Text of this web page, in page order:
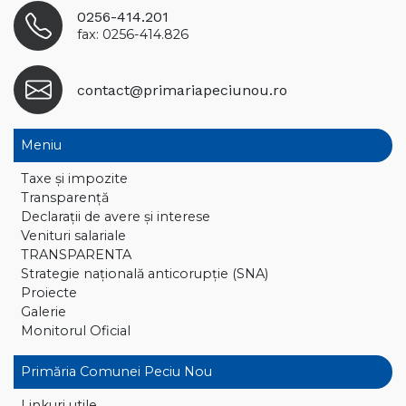
0256-414.201
fax: 0256-414.826
contact@primariapeciunou.ro
Meniu
Taxe și impozite
Transparență
Declaraţii de avere și interese
Venituri salariale
TRANSPARENTA
Strategie națională anticorupție (SNA)
Proiecte
Galerie
Monitorul Oficial
Primăria Comunei Peciu Nou